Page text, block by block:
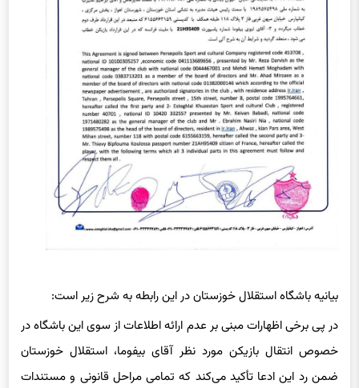
بیانیه باشگاه استقلال خوزستان در این رابطه به شرح زیر است:
در پی برخی اظهارات مبنی بر عدم ارائه اطلاعات از سوی این باشگاه در
خصوص انتقال بازیکن مورد نظر آقای بیفوما، استقلال خوزستان
ضمن رد این ادعا تأکید می‌کند که تمامی مراحل قانونی و مستندات